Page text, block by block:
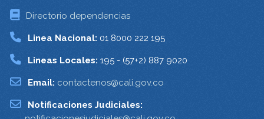
Directorio dependencias
Linea Nacional: 01 8000 222 195
Lineas Locales: 195 - (57+2) 887 9020
Email: contactenos@cali.gov.co
Notificaciones Judiciales: